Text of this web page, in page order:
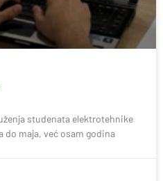
studenata elektrotehnike
do maja, već osam godina